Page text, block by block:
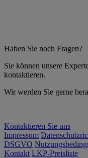
Haben Sie noch Fragen?
Sie können unsere
kontaktieren.
Wir werden Sie gerne
Kontaktieren Sie uns
Impressum
DSGVO
Kontakt LKP-Preisliste